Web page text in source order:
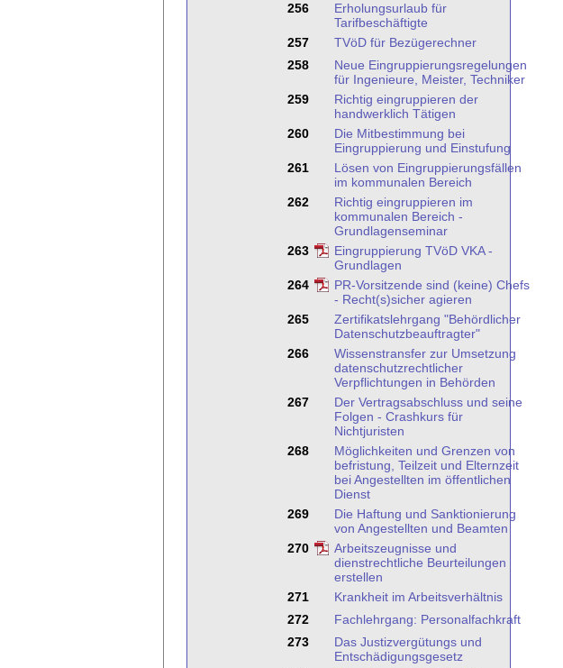
256
Erholungsurlaub für
Tarifbeschäftigte
257
TVöD für Bezügerechner
258
Neue Eingruppierungsregelungen
für Ingenieure, Meister, Techniker
259
Richtig eingruppieren der
handwerklich Tätigen
260
Die Mitbestimmung bei
Eingruppierung und Einstufung
261
Lösen von Eingruppierungsfällen
im kommunalen Bereich
262
Richtig eingruppieren im
kommunalen Bereich -
Grundlagenseminar
263
Eingruppierung TVöD VKA -
Grundlagen
264
PR-Vorsitzende sind (keine) Chefs
- Recht(s)sicher agieren
265
Zertifikatslehrgang "Behördlicher
Datenschutzbeauftragter"
266
Wissenstransfer zur Umsetzung
datenschutzrechtlicher
Verpflichtungen in Behörden
267
Der Vertragsabschluss und seine
Folgen - Crashkurs für
Nichtjuristen
268
Möglichkeiten und Grenzen von
befristung, Teilzeit und Elternzeit
bei Angestellten im öffentlichen
Dienst
269
Die Haftung und Sanktionierung
von Angestellten und Beamten
270
Arbeitszeugnisse und
dienstrechtliche Beurteilungen
erstellen
271
Krankheit im Arbeitsverhältnis
272
Fachlehrgang: Personalfachkraft
273
Das Justizvergütungs und
Entschädigungsgesetz